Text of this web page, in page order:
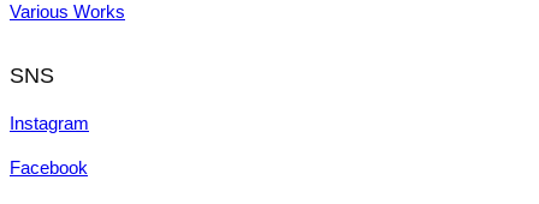
Various Works
SNS
Instagram
Facebook